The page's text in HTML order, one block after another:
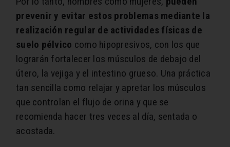
prevenir y evitar estos problemas mediante la
realización regular de actividades físicas de
suelo pélvico como hipopresivos, con los que
lograrán fortalecer los músculos de debajo del
útero, la vejiga y el intestino grueso. Una práctica
tan sencilla como relajar y apretar los músculos
que controlan el flujo de orina y que se
recomienda hacer tres veces al día, sentada o
acostada.